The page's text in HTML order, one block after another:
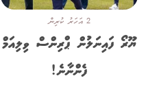
2 އަހަރު ކުރިން
ޔޫރޯ ފައިނަލުން ޕްރިންސް ވިލިއަމް
ފެންނާނެ!